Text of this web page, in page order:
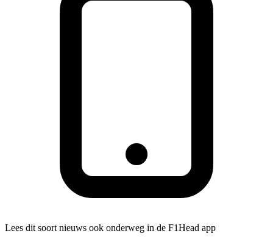
Lees dit soort nieuws ook onderweg in de F1Head app